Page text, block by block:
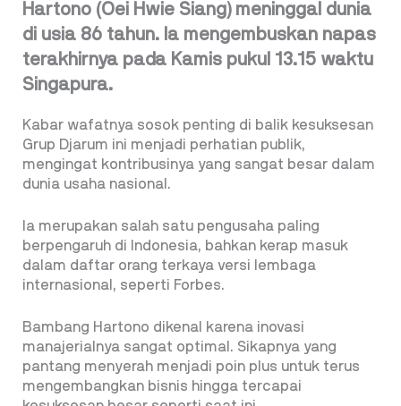
Hartono (Oei Hwie Siang) meninggal dunia
di usia 86 tahun. Ia mengembuskan napas
terakhirnya pada Kamis pukul 13.15 waktu
Singapura.
Kabar wafatnya sosok penting di balik kesuksesan
Grup Djarum ini menjadi perhatian publik,
mengingat kontribusinya yang sangat besar dalam
dunia usaha nasional.
Ia merupakan salah satu pengusaha paling
berpengaruh di Indonesia, bahkan kerap masuk
dalam daftar orang terkaya versi lembaga
internasional, seperti Forbes.
Bambang Hartono dikenal karena inovasi
manajerialnya sangat optimal. Sikapnya yang
pantang menyerah menjadi poin plus untuk terus
mengembangkan bisnis hingga tercapai